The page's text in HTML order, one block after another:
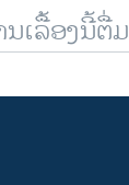
ເລື້ອງນີ້ຕື່ມ